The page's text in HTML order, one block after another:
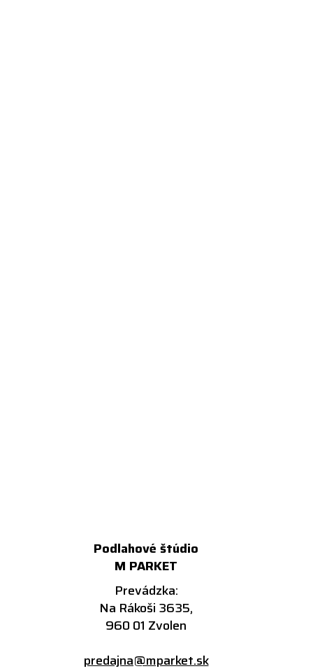
Podlahové štúdio
M PARKET
Prevádzka:
Na Rákoši 3635,
960 01 Zvolen
predajna@mparket.sk